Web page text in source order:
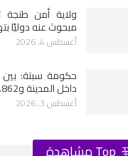
ولاية أمن
مبحوث عنه دوليًا
أغسطس 4, 2026
داخل المدينة و862…
أغسطس 3, 2026